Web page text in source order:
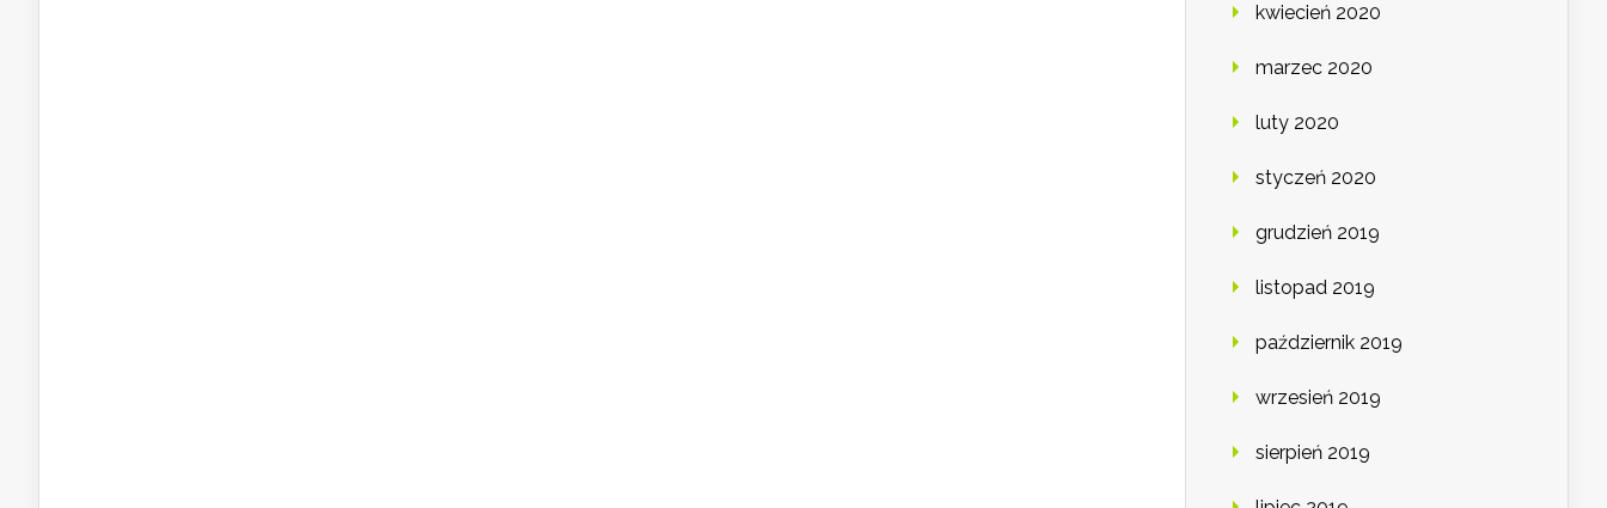
kwiecień 2020
marzec 2020
luty 2020
styczeń 2020
grudzień 2019
listopad 2019
październik 2019
wrzesień 2019
sierpień 2019